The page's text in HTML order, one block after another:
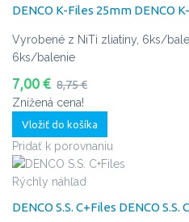
DENCO K-Files 25mm DENCO
Vyrobené z NiTi zliatiny, 6ks/
6ks/balenie
7,00 € 8,75 €
Znížená cena!
Vložiť do košíka
Pridať k porovnaniu
Rýchly náhľad
DENCO S.S. C+Files DENCO S.S.